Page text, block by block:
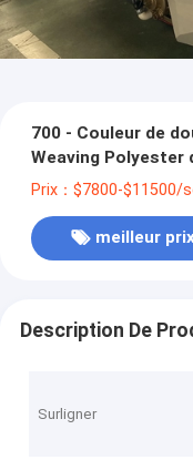
700 - Couleur de
Weaving Polyester
Prix：$7800-$11500/
meilleur
Description De
Surligner